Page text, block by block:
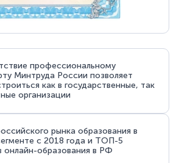
профессиональному
Минтруда России позволяет
как в государственные, так
организации
рынка образования в
с 2018 года и ТОП-5
онлайн-образования в РФ